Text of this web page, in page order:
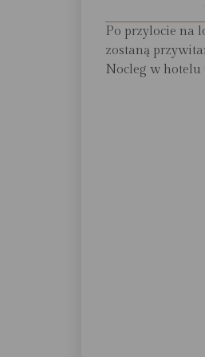
Po przylocie na
zostaną
Nocleg w hotelu